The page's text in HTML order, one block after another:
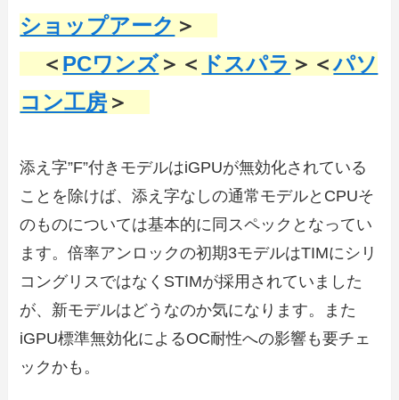
ショップアーク ＞
＜ PCワンズ＞＜ ドスパラ ＞＜パソ
コン工房 ＞
添え字”F”付きモデルはiGPUが無効化されている
ことを除けば、添え字なしの通常モデルとCPUそ
のものについては基本的に同スペックとなってい
ます。倍率アンロックの初期3モデルはTIMにシリ
コングリスではなくSTIMが採用されていました
が、新モデルはどうなのか気になります。また
iGPU標準無効化によるOC耐性への影響も要チェ
ックかも。